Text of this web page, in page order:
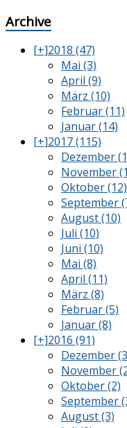
Archive
[+]2018 (47)
Mai (3)
April (9)
März (10)
Februar (11)
Januar (14)
[+]2017 (115)
Dezember
November
Oktober (12)
September
August (10)
Juli (10)
Juni (10)
Mai (8)
April (11)
März (8)
Februar (5)
Januar (8)
[+]2016 (91)
Dezember
November
Oktober (2)
September
August (3)